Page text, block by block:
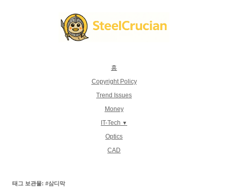
홈
Copyright Policy
Trend Issues
Money
IT-Tech
Optics
CAD
태그 보관물: #삼디막